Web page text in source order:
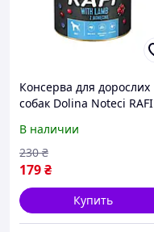
Консерва для дорослих
собак Dolina Noteci RAFI
журавлина, 800 г
В наличии
179₴
230 ₴
Купить